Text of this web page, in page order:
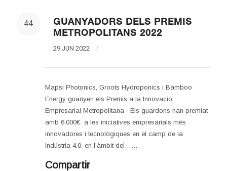
44
GUANYADORS DELS PREMIS
METROPOLITANS 2022
29 JUN 2022 /
Mapsi Photonics, Groots Hydroponics i Bamboo
Energy guanyen els Premis a la Innovació
Empresarial Metropolitana Els guardons han premiat
amb 6.000€ a les iniciatives empresarials més
innovadores i tecnològiques en el camp de la
Indústria 4.0, en l’àmbit del……
Compartir